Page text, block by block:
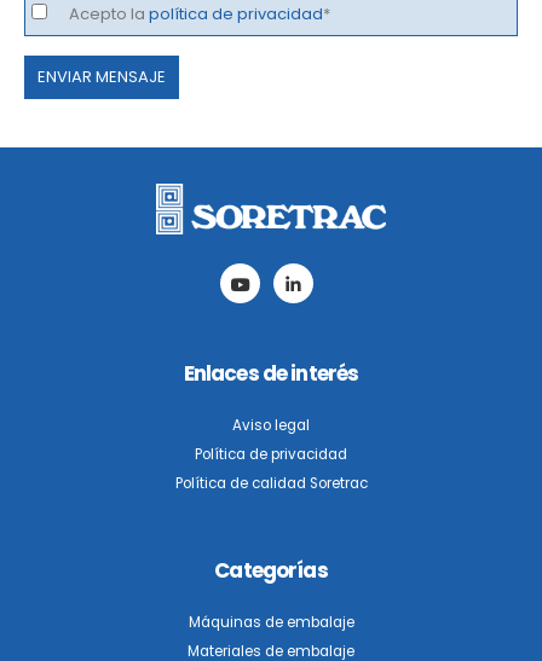
Acepto la política de privacidad*
Por
favor,
este
Enlaces de interés
Aviso legal
Política de privacidad
Política de calidad Soretrac
Categorías
Máquinas de embalaje
Materiales de embalaje